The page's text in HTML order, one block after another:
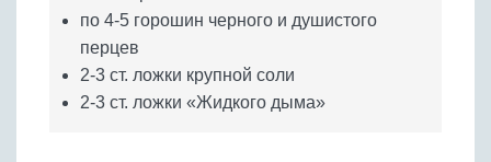
по 4-5 горошин черного и душистого
перцев
2-3 ст. ложки крупной соли
2-3 ст. ложки «Жидкого дыма»